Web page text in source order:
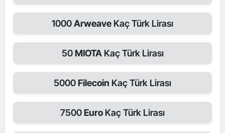
1000Arweave Kaç Türk Lirası
50MIOTA Kaç Türk Lirası
5000Filecoin Kaç Türk Lirası
7500Euro Kaç Türk Lirası